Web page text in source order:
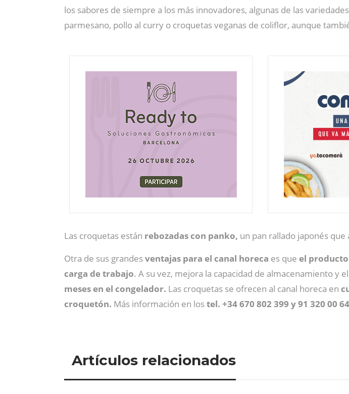
los sabores de siempre a los más innovadores, algunas de las
parmesano, pollo al curry o croquetas veganas de coliflor, aunque
Las croquetas están rebozadas con panko, un pan rallado japonés
Otra de sus grandesventajas para el canal horeca es que el
carga de trabajo. A su vez, mejora la capacidad de almacenamiento y
meses en el congelador. Las croquetas se ofrecen al canal horeca en
croquetón. Más información en lostel. +34 670 802 399 y 91 320 00
Artículos relacionados